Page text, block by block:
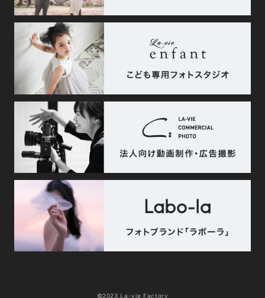
©2023 La-vie Factory